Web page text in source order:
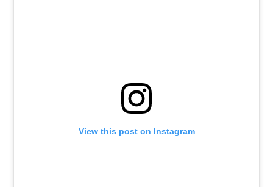
View this post on Instagram